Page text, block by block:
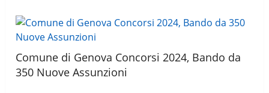
Comune di Genova Concorsi 2024, Bando da
350 Nuove Assunzioni